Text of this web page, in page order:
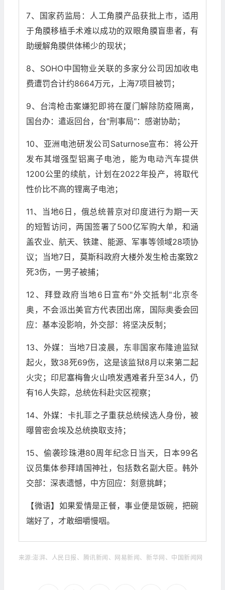
7、国家药监局：人工角膜产品获批上市，适用
于角膜移植手术难以成功的双眼角膜盲患者，有
助缓解角膜供体稀少的现状；
8、SOHO中国物业关联的多家分公司因加收电
费遭罚合计约8664万元，上海7项目被罚；
9、台湾枪击案嫌犯即将在厦门解除防疫隔离，
国台办：遣返回台，台"刑事局"：感谢协助；
10、亚洲电池研发公司Saturnose宣布：将公开
发布其增强型铝离子电池，能为电动汽车提供
1200公里的续航，计划在2022年投产，将取代
性价比不高的锂离子电池；
11、当地6日，俄总统普京对印度进行为期一天
的短暂访问，两国签署了500亿军购大单，和涵
盖农业、航天、铁建、能源、军事等领域28项协
议；当地7日，莫斯科政府大楼外发生枪击案致2
死3伤，一男子被捕；
12、拜登政府当地6日宣布"外交抵制"北京冬
奥，不会派出美官方代表团出席，国际奥委会回
应：基本没影响，外交部：将坚决反制；
13、外媒：当地7日凌晨，东非国家布隆迪监狱
起火，致38死69伤，这是该监狱8月以来第二起
火灾；印尼塞梅鲁火山喷发遇难者升至34人，仍
有16人失踪，总统佐科赴灾区视察；
14、外媒：卡扎菲之子重获总统候选人身份，被
曝曾密会埃及总统换取支持；
15、偷袭珍珠港80周年纪念日当天，日本99名
议员集体参拜靖国神社，包括数名副大臣。韩外
交部：深表遗憾，中方回应：刻意挑衅；
【微语】如果爱情是正餐，事业便是饭碗，把碗
端好了，才敢细嚼慢咽。
来源:澎湃、人民日报、腾讯新闻、网易新闻、新华网、中国新闻网